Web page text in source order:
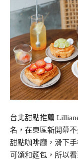
台北甜點推薦
名，在東區新開幕
甜點咖啡廳，滑下
可頌和麵包，所以